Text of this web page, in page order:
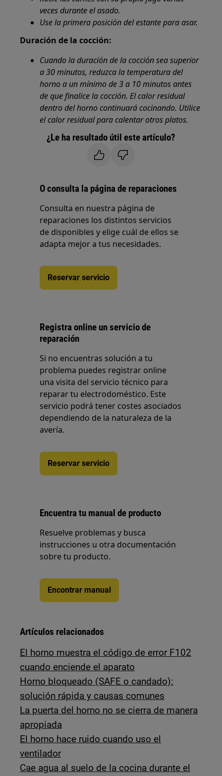
veces durante el asado.
Use la primera posición del estante para asar.
Duración de la cocción:
Cuando la duración de la cocción sea superior
a 30 minutos, reduzca la temperatura del
horno a un mínimo de 3 a 10 minutos antes
de que finalice la cocción. El calor residual
dentro del horno continuará cocinando. Utilice
el calor residual para calentar otros platos.
¿Le ha resultado útil este artículo?
O consulta la página de reparaciones
Consulta en nuestra página de
reparaciones los distintos servicios
de disponibles y elige cuál de ellos se
adapta mejor a tus necesidades.
Reservar servicio
Registra online un servicio de
reparación
Si no encuentras solución a tu
problema puedes registrar online
una visita del servicio técnico para
reparar tu electrodoméstico. Este
servicio podrá tener costes asociados
dependiendo de la naturaleza de la
avería.
Reservar servicio
Encuentra tu manual de producto
Resuelve problemas y busca
instrucciones u otra documentación
sobre tu producto.
Encontrar manual
Artículos relacionados
El horno muestra el código de error F102
cuando enciende el aparato
Horno bloqueado (SAFE o candado):
solución rápida y causas comunes
La puerta del horno no se cierra de manera
apropiada
El horno hace ruido cuando uso el
ventilador
Cae agua al suelo de la cocina durante el